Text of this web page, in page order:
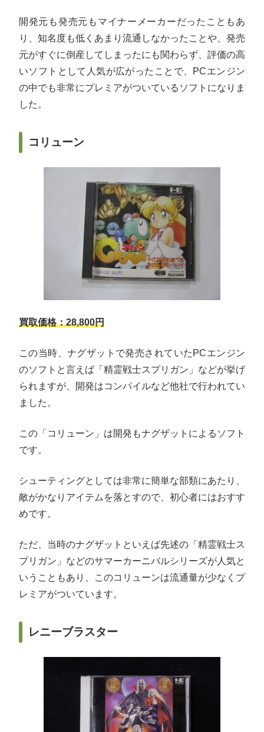
開発元も発売元もマイナーメーカーだったこともあ
り、知名度も低くあまり流通しなかったことや、発売
元がすぐに倒産してしまったにも関わらず、評価の高
いソフトとして人気が広がったことで、PCエンジン
の中でも非常にプレミアがついているソフトになりま
した。
コリューン
買取価格：28,800円
この当時、ナグザットで発売されていたPCエンジン
のソフトと言えば「精霊戦士スプリガン」などが挙げ
られますが、開発はコンパイルなど他社で行われてい
ました。
この「コリューン」は開発もナグザットによるソフト
です。
シューティングとしては非常に簡単な部類にあたり、
敵がかなりアイテムを落とすので、初心者にはおすす
めです。
ただ、当時のナグザットといえば先述の「精霊戦士ス
プリガン」などのサマーカーニバルシリーズが人気と
いうこともあり、このコリューンは流通量が少なくプ
レミアがついています。
レニーブラスター